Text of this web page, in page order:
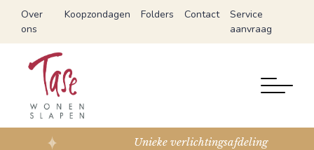
Over
ons
Koopzondagen Folders Contact
Service
aanvraag
Unieke verlichtingsafdeling